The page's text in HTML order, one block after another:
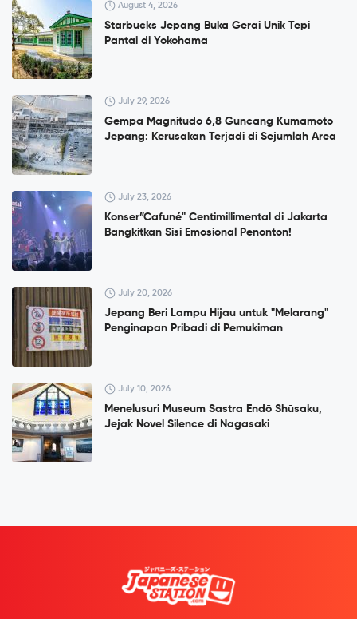
August 4, 2026
Starbucks Jepang Buka Gerai Unik Tepi
Pantai di Yokohama
July 29, 2026
Gempa Magnitudo 6,8 Guncang Kumamoto
Jepang: Kerusakan Terjadi di Sejumlah Area
July 23, 2026
Konser”Cafuné" Centimillimental di Jakarta
Bangkitkan Sisi Emosional Penonton!
July 20, 2026
Jepang Beri Lampu Hijau untuk "Melarang"
Penginapan Pribadi di Pemukiman
July 10, 2026
Menelusuri Museum Sastra Endō Shūsaku,
Jejak Novel Silence di Nagasaki